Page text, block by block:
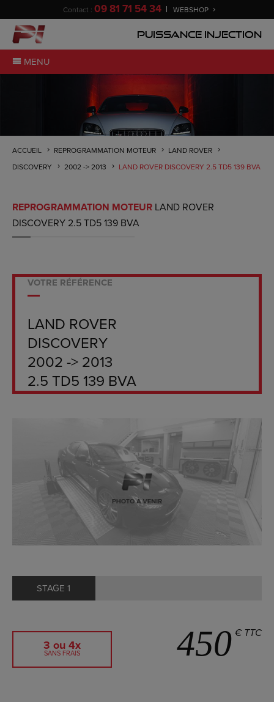
Contact : 09 81 71 54 34 WEBSHOP
Puissance Injection
MENU
ACCUEIL REPROGRAMMATION MOTEUR
LAND ROVER
DISCOVERY
2002 -> 2013 LAND ROVER DISCOVERY 2.5 TD5 139 BVA
REPROGRAMMATION MOTEUR LAND ROVER
DISCOVERY 2.5 TD5 139 BVA
VOTRE RÉFÉRENCE
LAND ROVER
DISCOVERY
2002 -> 2013
2.5 TD5 139 BVA
STAGE 1
3 ou 4x
SANS FRAIS 450 € TTC